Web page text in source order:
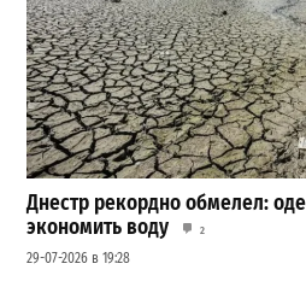
Днестр рекордно обмелел:
экономить воду
2
29-07-2026 в 19:28